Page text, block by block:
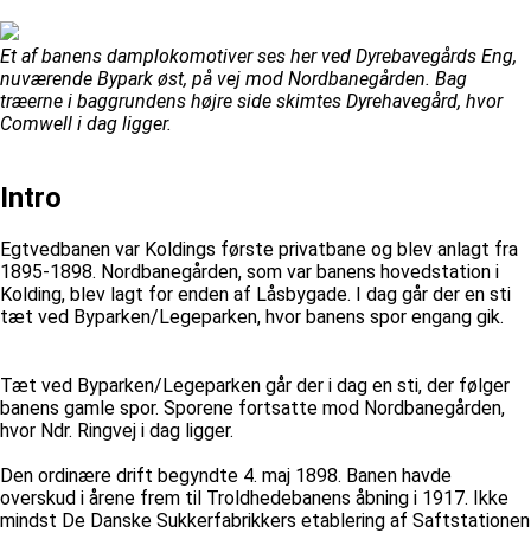
Et af banens damplokomotiver ses her ved Dyrebavegårds Eng,
nuværende Bypark øst, på vej mod Nordbanegården. Bag
træerne i baggrundens højre side skimtes Dyrehavegård, hvor
Comwell i dag ligger.
Intro
Egtvedbanen var Koldings første privatbane og blev anlagt fra
1895-1898. Nordbanegården, som var banens hovedstation i
Kolding, blev lagt for enden af Låsbygade. I dag går der en sti
tæt ved Byparken/Legeparken, hvor banens spor engang gik.
Tæt ved Byparken/Legeparken går der i dag en sti, der følger
banens gamle spor. Sporene fortsatte mod Nordbanegården,
hvor Ndr. Ringvej i dag ligger.
Den ordinære drift begyndte 4. maj 1898. Banen havde
overskud i årene frem til Troldhedebanens åbning i 1917. Ikke
mindst De Danske Sukkerfabrikkers etablering af Saftstationen